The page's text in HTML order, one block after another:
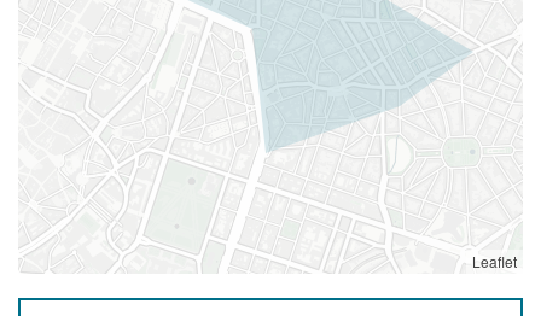
Leaflet